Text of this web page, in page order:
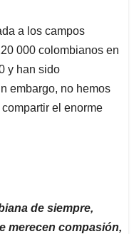
a los campos
000 colombianos en
y han sido
embargo, no hemos
el enorme
de siempre,
merecen compasión,